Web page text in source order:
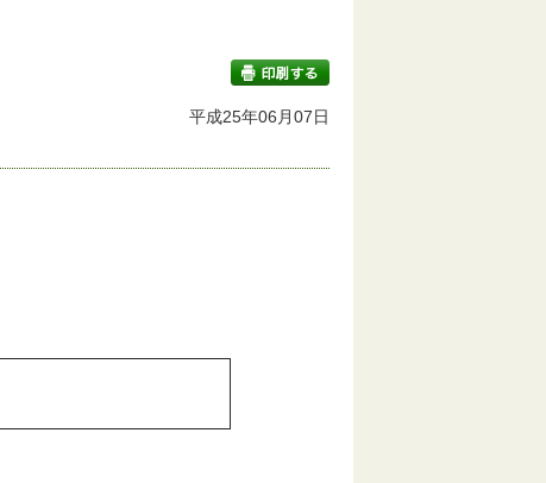
印刷する
平成25年06月07日